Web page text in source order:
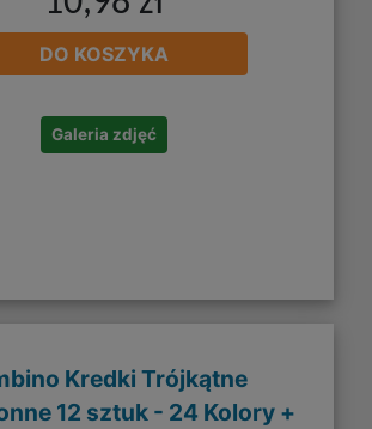
DO KOSZYKA
Galeria zdjęć
Kredki Trójkątne
12 sztuk - 24 Kolory +